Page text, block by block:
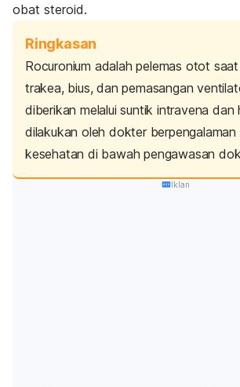
obat steroid.
Ringkasan
Rocuronium adalah pelemas otot
trakea, bius, dan pemasangan
diberikan melalui suntik intravena dan
dilakukan oleh dokter
kesehatan di bawah pengawasan
Iklan